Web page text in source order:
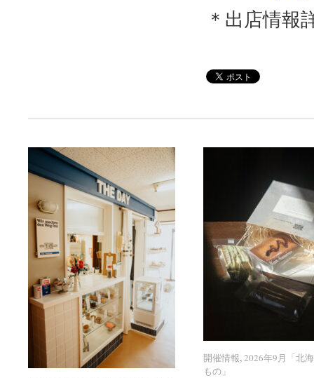
＊出店情報
開催情報,2026年9月「北
もの」
開催情報 2026年9月「北
もの」